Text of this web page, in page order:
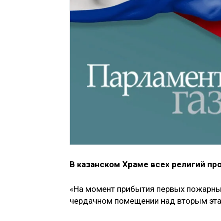
В казанском Храме всех религий
«На момент прибытия первых
чердачном помещении над вторым